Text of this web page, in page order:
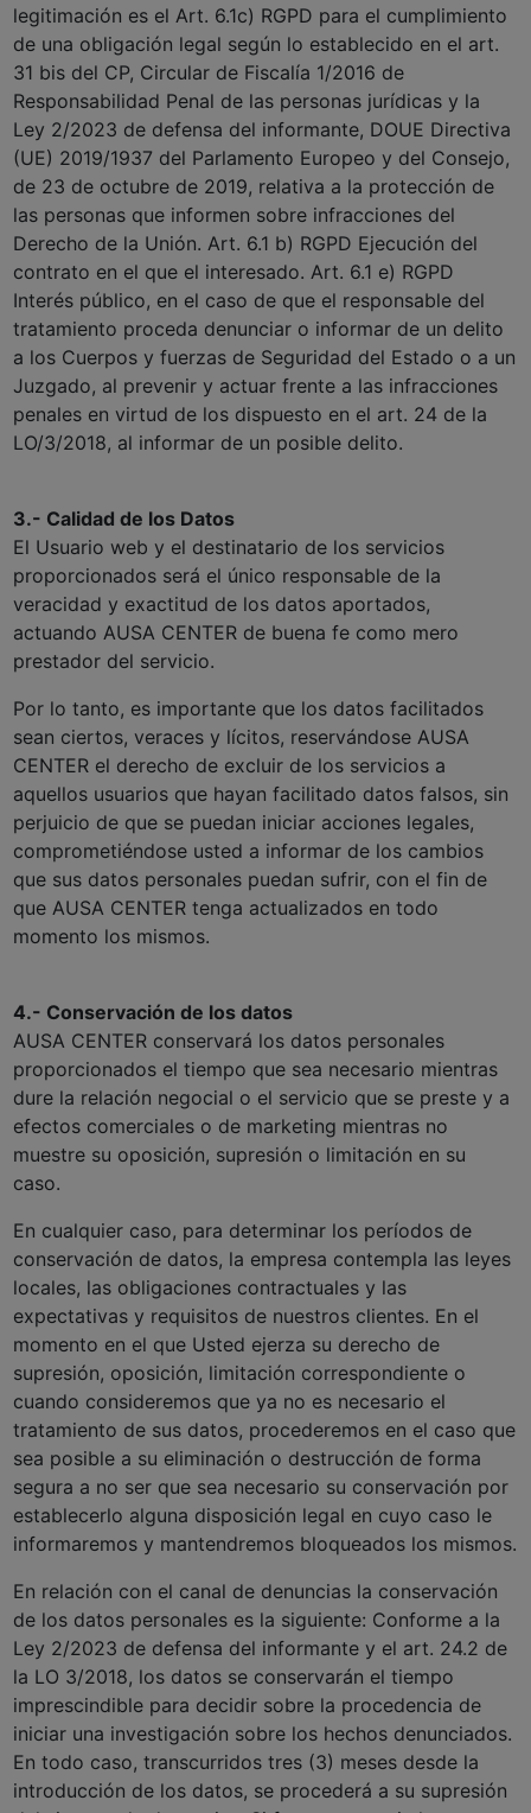
legitimación es el Art. 6.1c) RGPD para el cumplimiento
de una obligación legal según lo establecido en el art.
31 bis del CP, Circular de Fiscalía 1/2016 de
Responsabilidad Penal de las personas jurídicas y la
Ley 2/2023 de defensa del informante, DOUE Directiva
(UE) 2019/1937 del Parlamento Europeo y del Consejo,
de 23 de octubre de 2019, relativa a la protección de
las personas que informen sobre infracciones del
Derecho de la Unión. Art. 6.1 b) RGPD Ejecución del
contrato en el que el interesado. Art. 6.1 e) RGPD
Interés público, en el caso de que el responsable del
tratamiento proceda denunciar o informar de un delito
a los Cuerpos y fuerzas de Seguridad del Estado o a un
Juzgado, al prevenir y actuar frente a las infracciones
penales en virtud de los dispuesto en el art. 24 de la
LO/3/2018, al informar de un posible delito.
3.- Calidad de los Datos
El Usuario web y el destinatario de los servicios
proporcionados será el único responsable de la
veracidad y exactitud de los datos aportados,
actuando AUSA CENTER de buena fe como mero
prestador del servicio.
Por lo tanto, es importante que los datos facilitados
sean ciertos, veraces y lícitos, reservándose AUSA
CENTER el derecho de excluir de los servicios a
aquellos usuarios que hayan facilitado datos falsos, sin
perjuicio de que se puedan iniciar acciones legales,
comprometiéndose usted a informar de los cambios
que sus datos personales puedan sufrir, con el fin de
que AUSA CENTER tenga actualizados en todo
momento los mismos.
4.- Conservación de los datos
AUSA CENTER conservará los datos personales
proporcionados el tiempo que sea necesario mientras
dure la relación negocial o el servicio que se preste y a
efectos comerciales o de marketing mientras no
muestre su oposición, supresión o limitación en su
caso.
En cualquier caso, para determinar los períodos de
conservación de datos, la empresa contempla las leyes
locales, las obligaciones contractuales y las
expectativas y requisitos de nuestros clientes. En el
momento en el que Usted ejerza su derecho de
supresión, oposición, limitación correspondiente o
cuando consideremos que ya no es necesario el
tratamiento de sus datos, procederemos en el caso que
sea posible a su eliminación o destrucción de forma
segura a no ser que sea necesario su conservación por
establecerlo alguna disposición legal en cuyo caso le
informaremos y mantendremos bloqueados los mismos.
En relación con el canal de denuncias la conservación
de los datos personales es la siguiente: Conforme a la
Ley 2/2023 de defensa del informante y el art. 24.2 de
la LO 3/2018, los datos se conservarán el tiempo
imprescindible para decidir sobre la procedencia de
iniciar una investigación sobre los hechos denunciados.
En todo caso, transcurridos tres (3) meses desde la
introducción de los datos, se procederá a su supresión